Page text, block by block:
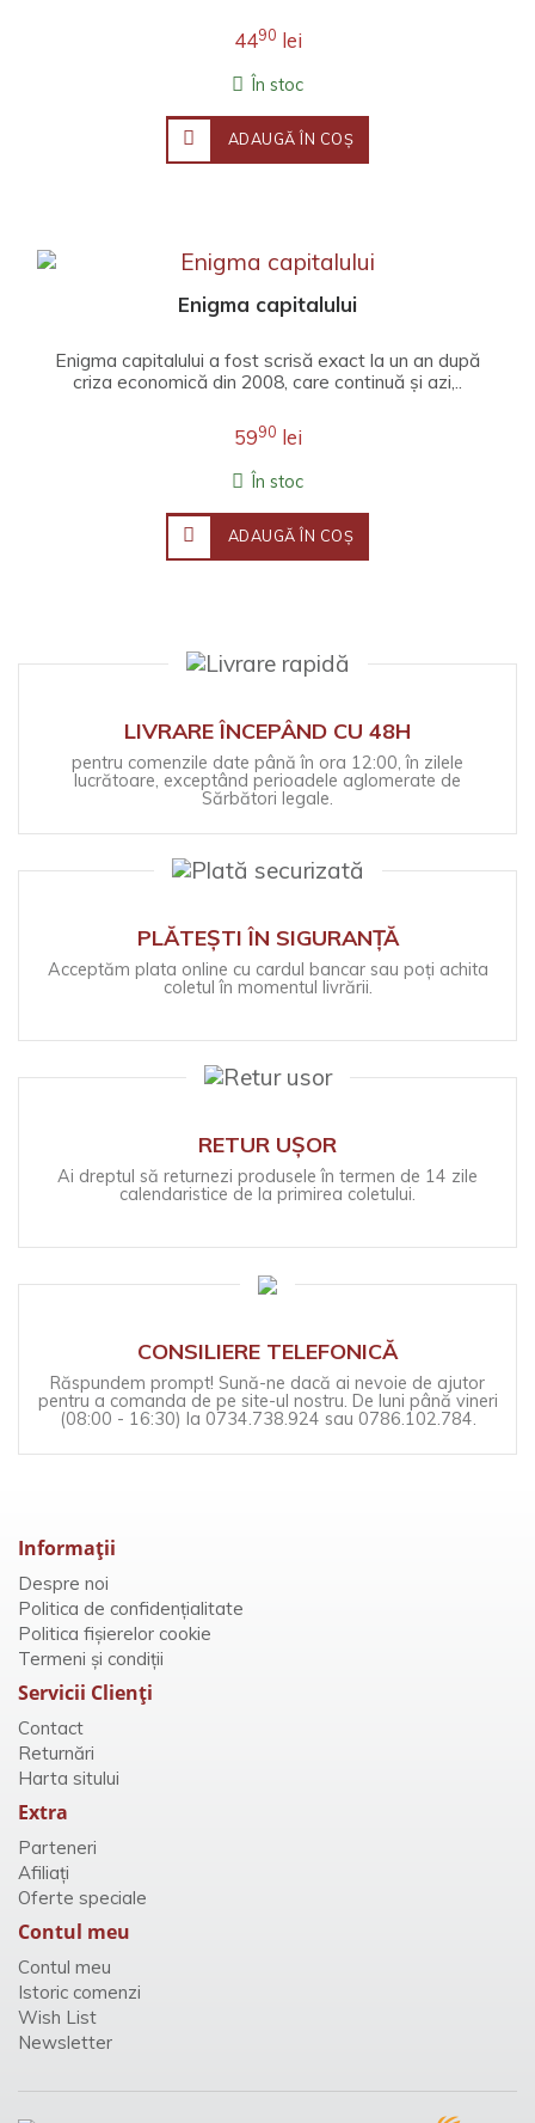
4490 lei
În stoc
ADAUGĂ ÎN COŞ
Enigma capitalului
Enigma capitalului a fost scrisă exact la un an după
criza economică din 2008, care continuă și azi,..
5990 lei
În stoc
ADAUGĂ ÎN COŞ
LIVRARE ÎNCEPÂND CU 48H
pentru comenzile date până în ora 12:00, în zilele
lucrătoare, exceptând perioadele aglomerate de
Sărbători legale.
PLĂTEȘTI ÎN SIGURANȚĂ
Acceptăm plata online cu cardul bancar sau poți achita
coletul în momentul livrării.
RETUR UȘOR
Ai dreptul să returnezi produsele în termen de 14 zile
calendaristice de la primirea coletului.
CONSILIERE TELEFONICĂ
Răspundem prompt! Sună-ne dacă ai nevoie de ajutor
pentru a comanda de pe site-ul nostru. De luni până vineri
(08:00 - 16:30) la 0734.738.924 sau 0786.102.784.
Informaţii
Despre noi
Politica de confidențialitate
Politica fișierelor cookie
Termeni și condiții
Servicii Clienţi
Contact
Returnări
Harta sitului
Extra
Parteneri
Afiliaţi
Oferte speciale
Contul meu
Contul meu
Istoric comenzi
Wish List
Newsletter